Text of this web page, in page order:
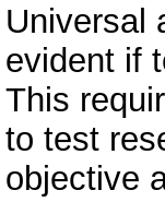
Universal
evident if
This
to test
objective